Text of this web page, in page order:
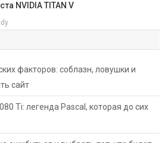
NVIDIA TITAN V
факторов: соблазн, ловушки и
сайт
Ti: легенда Pascal, которая до сих